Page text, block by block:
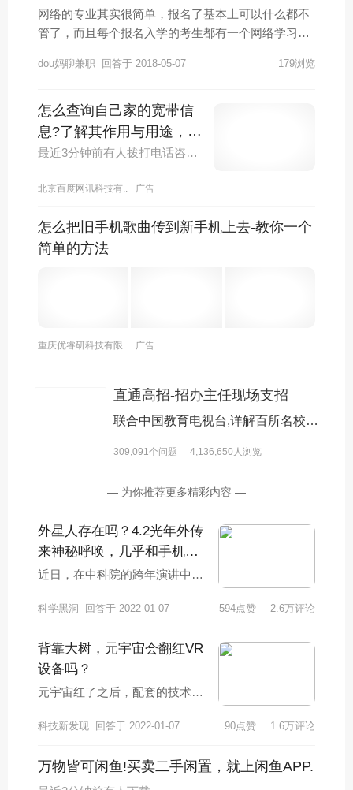
网络的专业其实很简单，报名了基本上可以什么都不
管了，而且每个报名入学的考生都有一个网络学习
况，但是有一个不方便的事情就是每次考试的时候需
外还要参加一次国家统考，计算机和英语，但是就是
学费蛮贵，因为基本上报名了什么都不用管，所以学
费蛮贵的。另外网络的报名时间一年有两次，就是每
dou妈聊兼职 回答于 2018-05-07 179浏览
怎么查询自己家的宽带信
息?了解其作用与用途，点
击查看详细解答
最近3分钟前有人拨打电话咨询问题
北京百度网讯科技有.. 广告
怎么把旧手机歌曲传到新手机上去-教你一个
简单的方法
重庆优睿研科技有限.. 广告
直通高招-招办主任现场支招
联合中国教育电视台,详解百所名校招生制度
309,091个问题 4,136,650人浏览
— 为你推荐更多精彩内容 —
外星人存在吗？4.2光年外传
来神秘呼唤，几乎和手机频
率一样？
近日，在中科院的跨年演讲中，
武向平向大家介绍了了一些科普
科学黑洞 回答于 2022-01-07 594点赞 2.6万评论
背靠大树，元宇宙会翻红VR
设备吗？
元宇宙红了之后，配套的技术也
被誉为元宇宙的顶梁柱之一，但
科技新发现 回答于 2022-01-07 90点赞 1.6万评论
万物皆可闲鱼!买卖二手闲置，就上闲鱼APP.